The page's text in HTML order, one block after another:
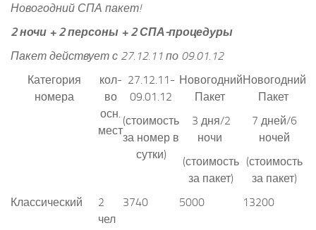
Новогодний СПА пакет!
2 ночи + 2 персоны + 2 СПА-процедуры
Пакет действует с 27.12.11 по 09.01.12
Категория
номера
кол-
во
осн.
мест
27.12.11-
09.01.12
(стоимость
за номер в
сутки)
Новогодний
Пакет
3 дня/2
ночи
(стоимость
за пакет)
Новогодний
Пакет
7 дней/6
ночей
(стоимость
за пакет)
Классический
2
чел
3740 5000 13200